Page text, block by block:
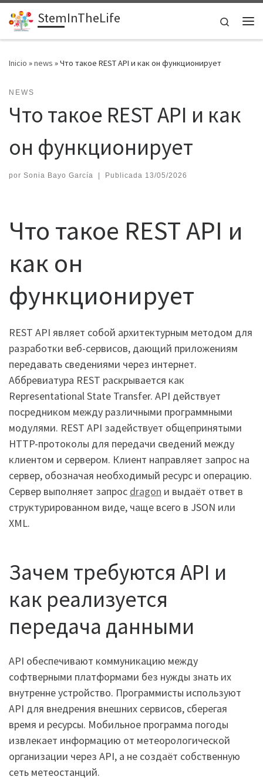
Saltar al contenido
StemInTheLife
Search
Inicio »news »Что такое REST API и как он функционирует
NEWS
Что такое REST API и как
он функционирует
por Sonia Bayo García | Publicada 13/05/2026
Что такое REST API и
как он
функционирует
REST API являет собой архитектурным методом для
разработки веб-сервисов, дающий приложениям
передавать сведениями через интернет.
Аббревиатура REST раскрывается как
Representational State Transfer. API действует
посредником между различными программными
модулями. REST API задействует общепринятыми
HTTP-протоколы для передачи сведений между
клиентом и сервером. Клиент направляет запрос на
сервер, обозначая необходимый ресурс и операцию.
Сервер выполняет запрос dragon и выдаёт ответ в
структурированном виде, чаще всего в JSON или
XML.
Зачем требуются API и
как реализуется
передача данными
API обеспечивают коммуникацию между
софтверными платформами без нужды знать их
внутренне устройство. Программисты используют
API для внедрения внешних сервисов, сберегая
время и ресурсы. Мобильное программа погоды
извлекает информацию от метеорологической
организации через API, а не создаёт собственную
сеть метеостанций.